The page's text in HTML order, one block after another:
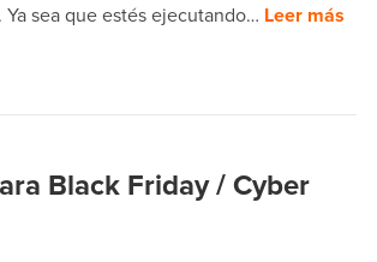
sea que estés ejecutando… Leer más
Black Friday / Cyber